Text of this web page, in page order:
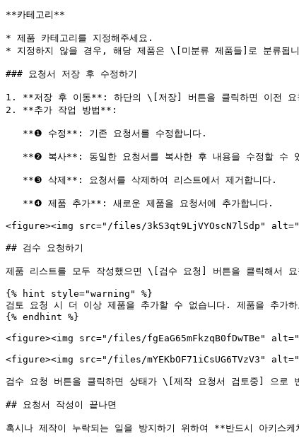
**카테고리**
* 제품 카테고리를 지정해주세요.
* 지정하지 않을 경우, 해당 제품은 \[미분류 제품들]로 분류됩
### 요청서 저장 후 수정하기
1. **저장 후 이동**: 하단의 \[저장] 버튼을 클릭하면 이전 요
2. **추가 작업 방법**:
<figure><img src="/files/3kS3qt9LjVYOscN7lSdp"
## 검수 요청하기
제품 리스트를 모두 작성했으면 \[검수 요청] 버튼을 클릭해서 요
{% hint style="warning" %}
검토 요청 시 더 이상 제품을 추가할 수 없습니다. 제품을 추가
{% endhint %}
<figure><img src="/files/fgEaG65mFkzqB0fDwTBe"
<figure><img src="/files/mYEKbOF71iCsUG6TVzV3"
검수 요청 버튼을 클릭하면 상태가 \[제작 요청서 검토중] 으로
## 요청서 작성이 끝나면
혹시나 제작이 누락되는 일을 방지하기 위하여 **반드시 아키스